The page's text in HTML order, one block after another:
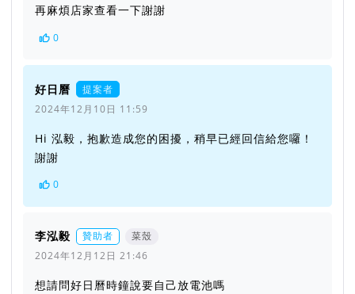
再麻煩店家查看一下謝謝
0
好日曆
提案者
2024年12月10日 11:59
Hi 泓毅，抱歉造成您的困擾，稍早已經回信給您囉！
謝謝
0
李泓毅 贊助者
菜殼
2024年12月12日 21:46
想請問好日曆時鐘說要自己放電池嗎